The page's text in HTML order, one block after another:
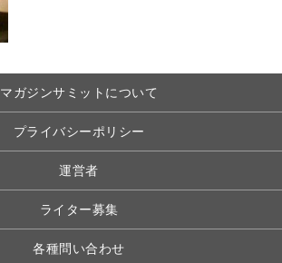
マガジンサミットについて
プライバシーポリシー
運営者
ライター募集
各種問い合わせ